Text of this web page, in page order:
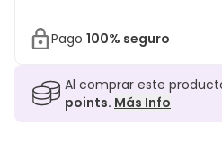
Pago 100% seguro
Al comprar este
points. Más Info